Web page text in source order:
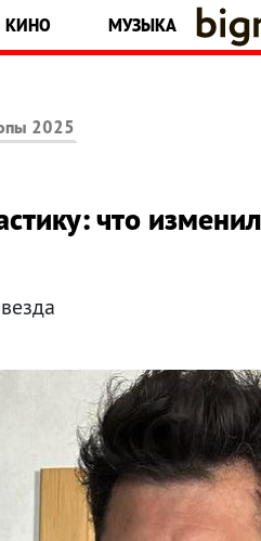
КИНО МУЗЫКА
2025
что